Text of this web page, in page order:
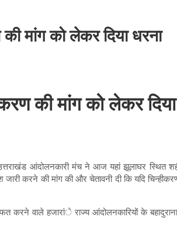
मांग को लेकर दिया धरना
की मांग को लेकर
आंदोलनकारी मंच ने आज यहां झूलाघर स्थित
जारी करने की मांग की और चेतावनी दी कि यदि
करने वाले हजारांे राज्य आंदोलनकारियों के